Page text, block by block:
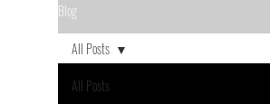
Blog
All Posts
All Posts